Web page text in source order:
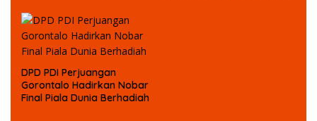
DPD PDI Perjuangan
Gorontalo Hadirkan Nobar
Final Piala Dunia Berhadiah